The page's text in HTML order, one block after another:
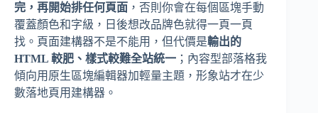
完，再開始排任何頁面 ，否則你會在每個區塊手動
覆蓋顏色和字級，日後想改品牌色就得一頁一頁
找。頁面建構器不是不能用，但代價是輸出的
HTML 較肥、樣式較難全站統一 ；內容型部落格我
傾向用原生區塊編輯器加輕量主題，形象站才在少
數落地頁用建構器。